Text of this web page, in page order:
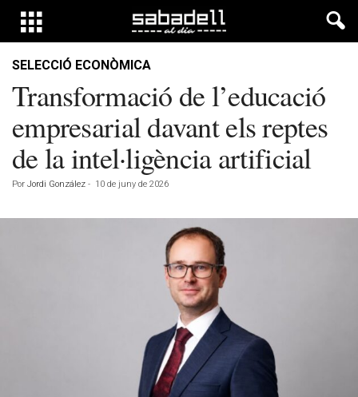
SELECCIÓ ECONÒMICA
Transformació de l’educació
empresarial davant els reptes
de la intel·ligència artificial
Por Jordi González - 10 de juny de 2026